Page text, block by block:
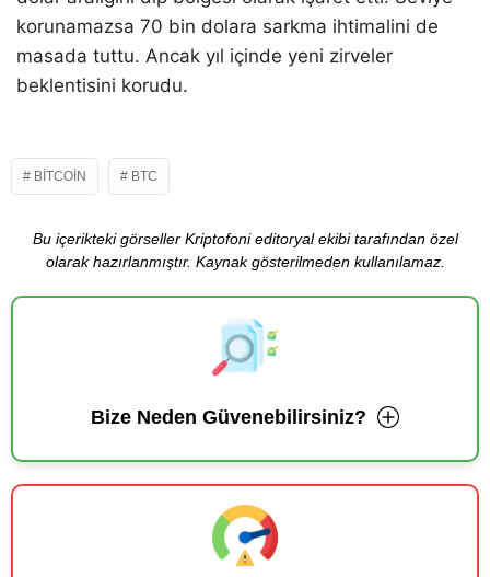
korunamazsa 70 bin dolara sarkma ihtimalini de
masada tuttu. Ancak yıl içinde yeni zirveler
beklentisini korudu.
BITCOIN BTC
Bu içerikteki görseller Kriptofoni editoryal ekibi tarafından özel
olarak hazırlanmıştır. Kaynak gösterilmeden kullanılamaz.
Bize Neden Güvenebilirsiniz?